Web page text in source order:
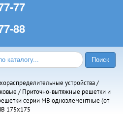
77
88
устройства/
/ Приточно-вытяжные решетки и
серии МВ одноэлементные (от
175х175